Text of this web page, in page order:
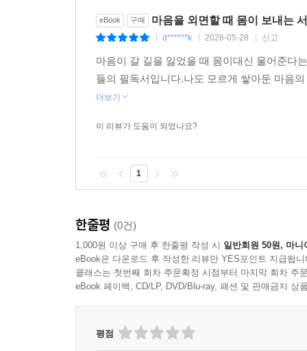
eBook 구매 마음을 외면할 때 몸이 보내는
d******k 2026-05-28 신고
마음이 갈 길을 잃었을 때 몸이대신 울어준다
들의 필독서입니다.나도 모르게 쌓아둔 마음
더보기
이 리뷰가 도움이 되었나요?
1
한줄평 (0건)
1,000원 이상 구매 후 한줄평 작성 시 일반회원 50원, 마니
eBook은 다운로드 후 작성한 리뷰만 YES포인트 지급됩니
클래스는 첫번째 회차 주문확정 시점부터 마지막 회차 주
eBook 페이백, CD/LP, DVD/Blu-ray, 패션 및 판매금지 상
평점